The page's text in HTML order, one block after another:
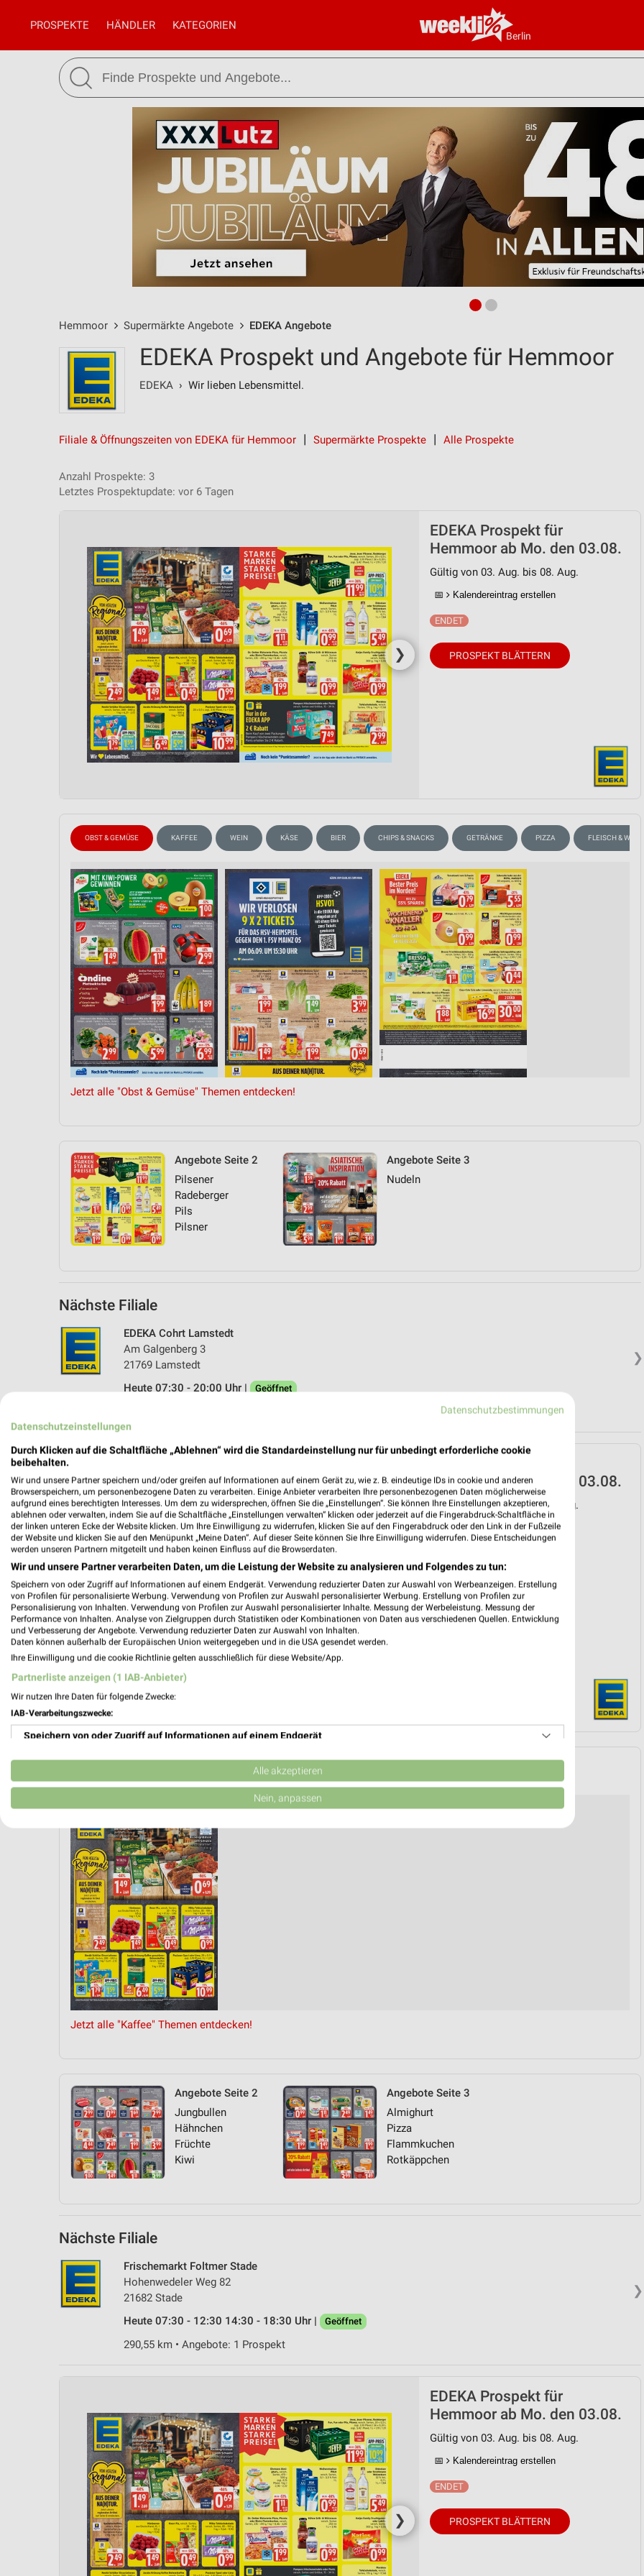
Berlin
PROSPEKTE HÄNDLER KATEGORIEN
Hemmoor Supermärkte Angebote EDEKA Angebote
EDEKA Prospekt und Angebote für Hemmoor
EDEKA › Wir lieben Lebensmittel.
Filiale & Öffnungszeiten von EDEKA für Hemmoor Supermärkte Prospekte Alle Prospekte
Anzahl Prospekte: 3
Letztes Prospektupdate: vor 6 Tagen
❯
EDEKA Prospekt für
Hemmoor ab Mo. den 03.08.
Gültig von 03. Aug. bis 08. Aug.
📅 Kalendereintrag erstellen
PROSPEKT BLÄTTERN
OBST & GEMÜSE KAFFEE WEIN KÄSE BIER CHIPS & SNACKS GETRÄNKE PIZZA FLEISCH & WURST
Jetzt alle "Obst & Gemüse" Themen entdecken!
Angebote Seite 2
Pilsener
Radeberger
Pils
Pilsner
Angebote Seite 3
Nudeln
Nächste Filiale
❯
EDEKA Cohrt Lamstedt
Am Galgenberg 3
21769 Lamstedt
Heute 07:30 - 20:00 Uhr |
Geöffnet
❯
Hemmoor ab Mo. den 03.08.
Gültig von 03. Aug. bis 08. Aug.
📅 Kalendereintrag erstellen
PROSPEKT BLÄTTERN
Jetzt alle "Kaffee" Themen entdecken!
Angebote Seite 2
Jungbullen
Hähnchen
Früchte
Kiwi
Angebote Seite 3
Almighurt
Pizza
Flammkuchen
Rotkäppchen
Nächste Filiale
❯
Frischemarkt Foltmer Stade
Hohenwedeler Weg 82
21682 Stade
Heute 07:30 - 12:30 14:30 - 18:30 Uhr |
Geöffnet
290,55 km • Angebote: 1 Prospekt
❯
EDEKA Prospekt für
Hemmoor ab Mo. den 03.08.
Gültig von 03. Aug. bis 08. Aug.
📅 Kalendereintrag erstellen
PROSPEKT BLÄTTERN
Datenschutzbestimmungen
Datenschutzeinstellungen
Durch Klicken auf die Schaltfläche „Ablehnen“ wird die Standardeinstellung nur für unbedingt erforderliche cookie
beibehalten.
Wir und unsere Partner speichern und/oder greifen auf Informationen auf einem Gerät zu, wie z. B. eindeutige IDs in cookie und anderen
Browserspeichern, um personenbezogene Daten zu verarbeiten. Einige Anbieter verarbeiten Ihre personenbezogenen Daten möglicherweise
aufgrund eines berechtigten Interesses. Um dem zu widersprechen, öffnen Sie die „Einstellungen“. Sie können Ihre Einstellungen akzeptieren,
ablehnen oder verwalten, indem Sie auf die Schaltfläche „Einstellungen verwalten“ klicken oder jederzeit auf die Fingerabdruck-Schaltfläche in
der linken unteren Ecke der Website klicken. Um Ihre Einwilligung zu widerrufen, klicken Sie auf den Fingerabdruck oder den Link in der Fußzeile
der Website und klicken Sie auf den Menüpunkt „Meine Daten“. Auf dieser Seite können Sie Ihre Einwilligung widerrufen. Diese Entscheidungen
werden unseren Partnern mitgeteilt und haben keinen Einfluss auf die Browserdaten.
Wir und unsere Partner verarbeiten Daten, um die Leistung der Website zu analysieren und Folgendes zu tun:
Speichern von oder Zugriff auf Informationen auf einem Endgerät. Verwendung reduzierter Daten zur Auswahl von Werbeanzeigen. Erstellung
von Profilen für personalisierte Werbung. Verwendung von Profilen zur Auswahl personalisierter Werbung. Erstellung von Profilen zur
Personalisierung von Inhalten. Verwendung von Profilen zur Auswahl personalisierter Inhalte. Messung der Werbeleistung. Messung der
Performance von Inhalten. Analyse von Zielgruppen durch Statistiken oder Kombinationen von Daten aus verschiedenen Quellen. Entwicklung
und Verbesserung der Angebote. Verwendung reduzierter Daten zur Auswahl von Inhalten.
Daten können außerhalb der Europäischen Union weitergegeben und in die USA gesendet werden.
Ihre Einwilligung und die cookie Richtlinie gelten ausschließlich für diese Website/App.
Partnerliste anzeigen (1 IAB-Anbieter)
Wir nutzen Ihre Daten für folgende Zwecke:
IAB-Verarbeitungszwecke:
Speichern von oder Zugriff auf Informationen auf einem Endgerät
Verwendung reduzierter Daten zur Auswahl von Werbeanzeigen
Erstellung von Profilen für personalisierte Werbung
Erstellung von Profilen zur Personalisierung von Inhalten
Verwendung von Profilen zur Auswahl personalisierter Inhalte
Messung der Werbeleistung
Messung der Performance von Inhalten
Analyse von Zielgruppen durch Statistiken oder Kombinationen von Daten aus verschiedenen
Entwicklung und Verbesserung der Angebote
Verwendung genauer Standortdaten
Geräte anhand von aktiv angeforderten Informationen identifizieren
Nicht-IAB-Verarbeitungszwecke:
Notwendig
Alle akzeptieren
Nein, anpassen